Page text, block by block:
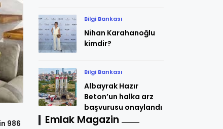
986
Bilgi Bankası
Nihan Karahanoğlu
kimdir?
Bilgi Bankası
Albayrak Hazır
Beton’un halka arz
başvurusu onaylandı
Emlak Magazin